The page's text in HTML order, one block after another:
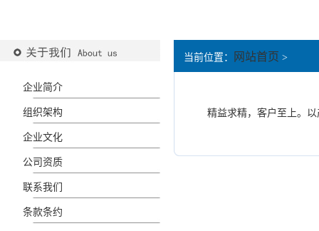
企业简介
组织架构
企业文化
公司资质
联系我们
条款条约
当前位置： 网站首页 >
精益求精，客户至上。